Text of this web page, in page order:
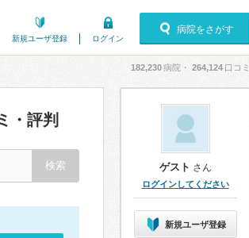
新規ユーザ登録 ログイン
病院をさがす
182,230病院・ 264,124 口コミ
・評判
ゲスト さん
ログインしてください
新規ユーザ登録